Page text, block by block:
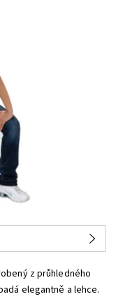
z průhledného
elegantně a lehce.